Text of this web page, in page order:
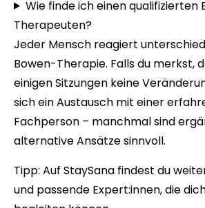
Wie finde ich einen qualifizierten
Therapeuten?
Jeder Mensch reagiert
Bowen-Therapie. Falls du merkst,
einigen Sitzungen keine
sich ein Austausch mit einer
Fachperson – manchmal sind
alternative Ansätze sinnvoll.
Tipp: Auf StaySana findest du
und passende Expert:innen, die